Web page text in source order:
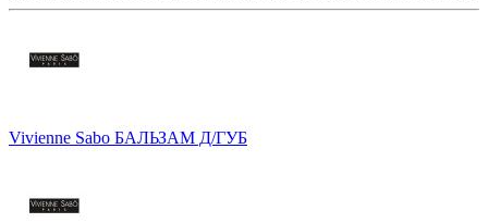
Vivienne Sabo БАЛЬЗАМ Д/ГУБ